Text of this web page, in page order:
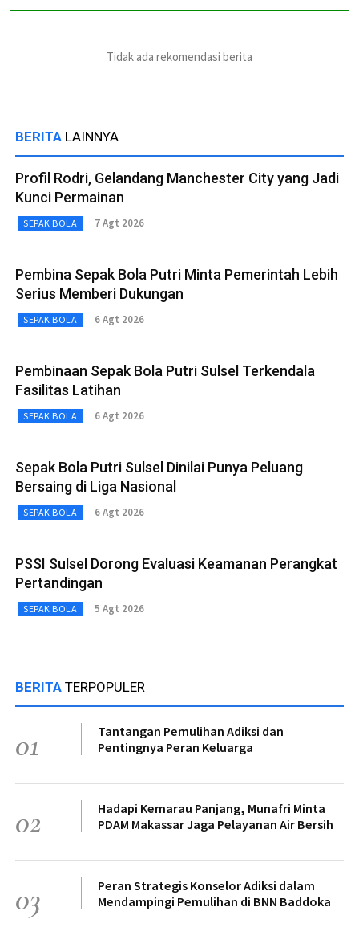
Tidak ada rekomendasi berita
BERITA LAINNYA
Profil Rodri, Gelandang Manchester City yang Jadi
Kunci Permainan
SEPAK BOLA 7 Agt 2026
Pembina Sepak Bola Putri Minta Pemerintah Lebih
Serius Memberi Dukungan
SEPAK BOLA 6 Agt 2026
Pembinaan Sepak Bola Putri Sulsel Terkendala
Fasilitas Latihan
SEPAK BOLA 6 Agt 2026
Sepak Bola Putri Sulsel Dinilai Punya Peluang
Bersaing di Liga Nasional
SEPAK BOLA 6 Agt 2026
PSSI Sulsel Dorong Evaluasi Keamanan Perangkat
Pertandingan
SEPAK BOLA 5 Agt 2026
BERITA TERPOPULER
01
Tantangan Pemulihan Adiksi dan
Pentingnya Peran Keluarga
02
Hadapi Kemarau Panjang, Munafri Minta
PDAM Makassar Jaga Pelayanan Air Bersih
03
Peran Strategis Konselor Adiksi dalam
Mendampingi Pemulihan di BNN Baddoka